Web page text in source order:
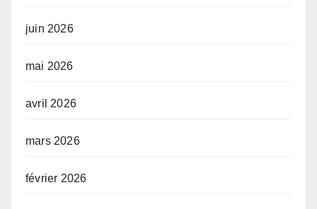
juin 2026
mai 2026
avril 2026
mars 2026
février 2026